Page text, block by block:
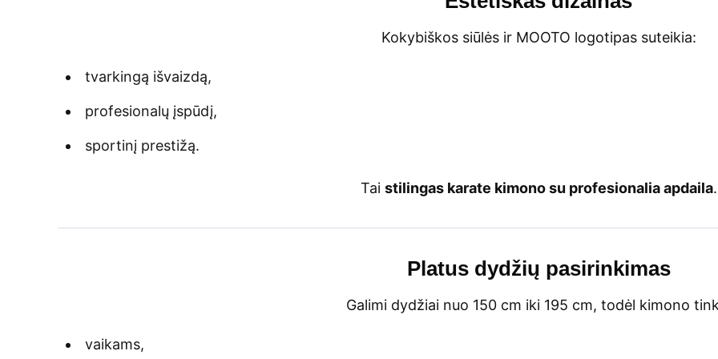
Kokybiškos siūlės ir MOOTO logotipas suteikia:
tvarkingą išvaizdą,
profesionalų įspūdį,
sportinį prestižą.
Tai stilingas karate kimono su profesionalia apdaila.
Platus dydžių pasirinkimas
Galimi dydžiai nuo 150 cm iki 195 cm, todėl kimono
vaikams,